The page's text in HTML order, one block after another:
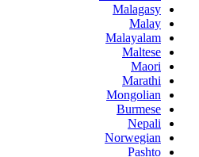
Malagasy
Malay
Malayalam
Maltese
Maori
Marathi
Mongolian
Burmese
Nepali
Norwegian
Pashto